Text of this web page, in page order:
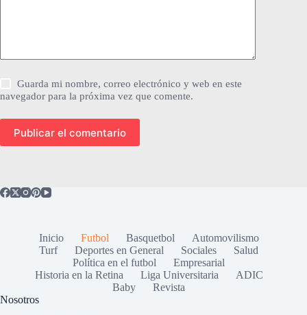
Guarda mi nombre, correo electrónico y web en este
navegador para la próxima vez que comente.
Publicar el comentario
Inicio Futbol Basquetbol
Automovilismo
Turf
Deportes en General Sociales
Salud
Política en el futbol
Empresarial
Historia en la Retina
Liga Universitaria
ADIC
Baby
Revista
Nosotros